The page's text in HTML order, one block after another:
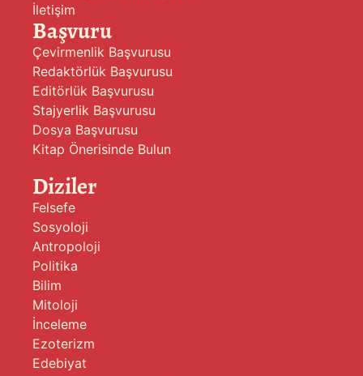
İletişim
Başvuru
Çevirmenlik Başvurusu
Redaktörlük Başvurusu
Editörlük Başvurusu
Stajyerlik Başvurusu
Dosya Başvurusu
Kitap Önerisinde Bulun
Diziler
Felsefe
Sosyoloji
Antropoloji
Politika
Bilim
Mitoloji
İnceleme
Ezoterizm
Edebiyat